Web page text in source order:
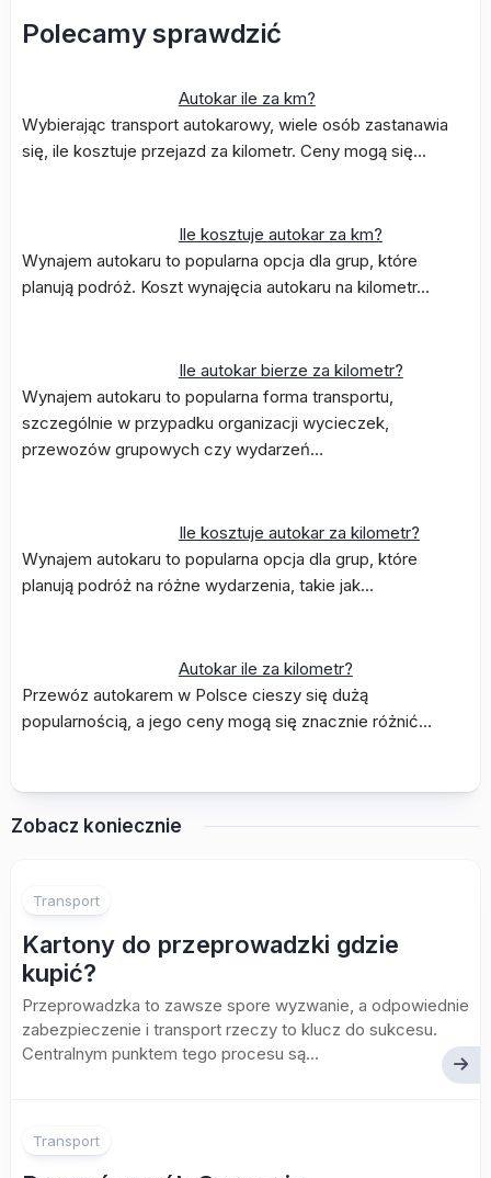
Polecamy sprawdzić
Autokar ile za km?
Wybierając transport autokarowy, wiele osób zastanawia
się, ile kosztuje przejazd za kilometr. Ceny mogą się…
Ile kosztuje autokar za km?
Wynajem autokaru to popularna opcja dla grup, które
planują podróż. Koszt wynajęcia autokaru na kilometr…
Ile autokar bierze za kilometr?
Wynajem autokaru to popularna forma transportu,
szczególnie w przypadku organizacji wycieczek,
przewozów grupowych czy wydarzeń…
Ile kosztuje autokar za kilometr?
Wynajem autokaru to popularna opcja dla grup, które
planują podróż na różne wydarzenia, takie jak…
Autokar ile za kilometr?
Przewóz autokarem w Polsce cieszy się dużą
popularnością, a jego ceny mogą się znacznie różnić…
Zobacz koniecznie
Transport
Kartony do przeprowadzki gdzie
kupić?
Przeprowadzka to zawsze spore wyzwanie, a odpowiednie
zabezpieczenie i transport rzeczy to klucz do sukcesu.
Centralnym punktem tego procesu są...
Transport